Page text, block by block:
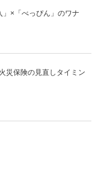
×「べっぴん」のワナ
災保険の見直しタイミン